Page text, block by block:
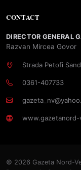
CONTACT
DIRECTOR GENERAL
Razvan Mircea Govor
Strada Petofi
0361-407733
www.gazetanord-
© 2026 Gazeta Nord-